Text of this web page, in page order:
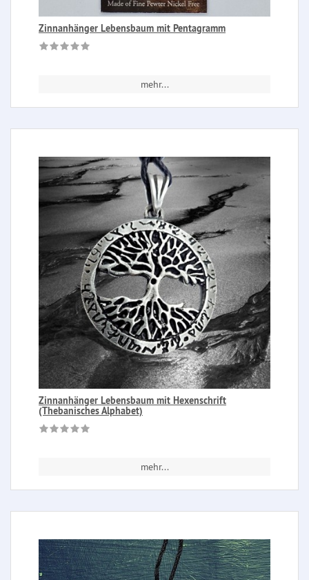
Zinnanhänger Lebensbaum mit Pentagramm
mehr...
Zinnanhänger Lebensbaum mit Hexenschrift
(Thebanisches Alphabet)
mehr...